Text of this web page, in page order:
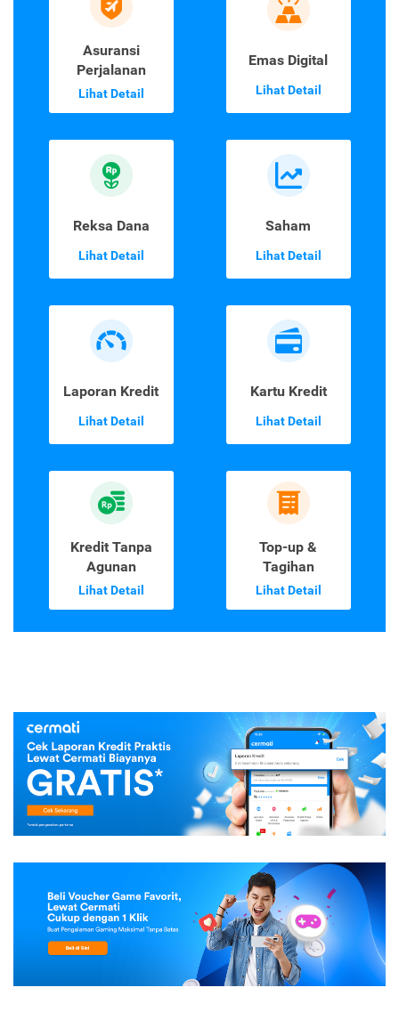
Asuransi
Perjalanan
Lihat Detail
Emas Digital
Lihat Detail
Reksa Dana
Lihat Detail
Saham
Lihat Detail
Laporan Kredit
Lihat Detail
Kartu Kredit
Lihat Detail
Kredit Tanpa
Agunan
Lihat Detail
Top-up &
Tagihan
Lihat Detail